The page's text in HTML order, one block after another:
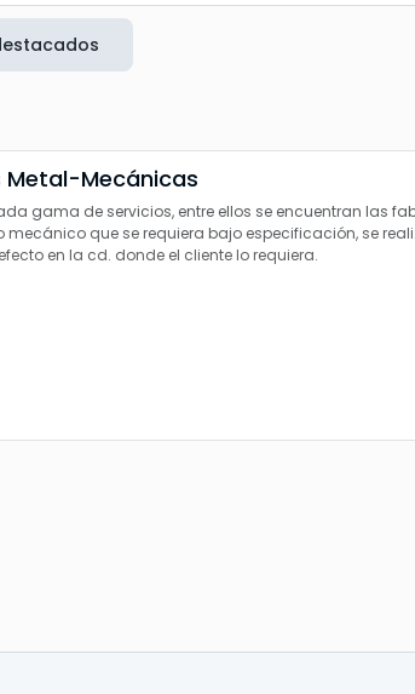
Metal-Mecánicas
gama de servicios, entre ellos se encuentran las
que se requiera bajo especificación, se
en la cd. donde el cliente lo requiera.